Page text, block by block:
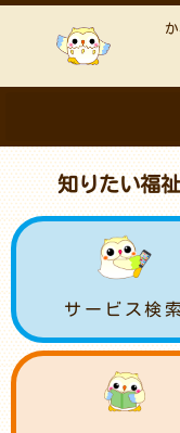
知りたい福
サービス検索